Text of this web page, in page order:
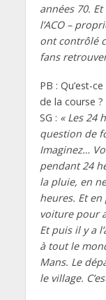
années 70.
l’ACO –
ont contrôlé
fans
PB : Qu’est-
de la course ?
SG : « Les 24
question de
Imaginez…
pendant 24
la pluie, en
heures. Et
voiture pour
Et puis il y a
à tout le
Mans. Le
le village.